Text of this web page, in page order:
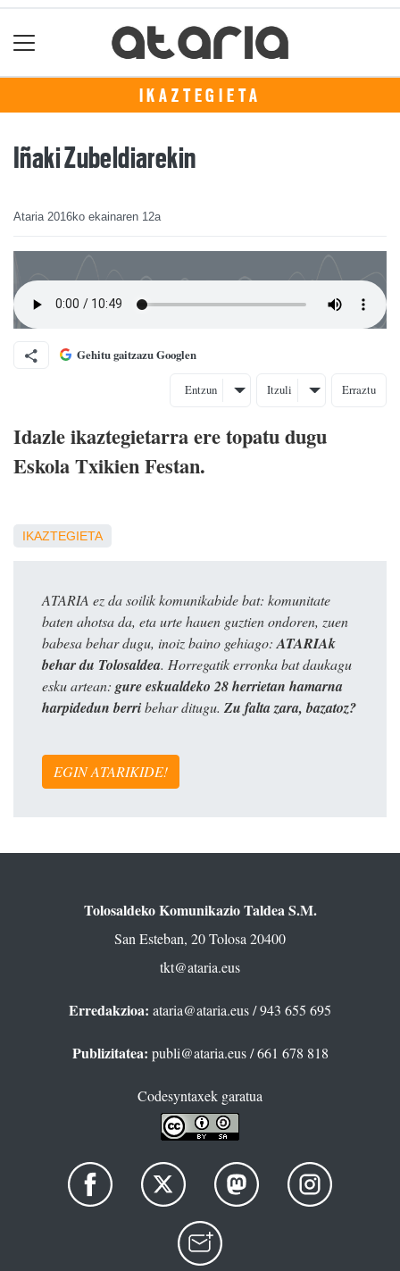
IKAZTEGIETA
Iñaki Zubeldiarekin
Ataria 2016ko ekainaren 12a
Gehitu gaitzazu Googlen
Entzun Itzuli Erraztu
Idazle ikaztegietarra ere topatu dugu
Eskola Txikien Festan.
IKAZTEGIETA
ATARIA ez da soilik komunikabide bat: komunitate
baten ahotsa da, eta urte hauen guztien ondoren, zuen
babesa behar dugu, inoiz baino gehiago: ATARIAk
behar du Tolosaldea. Horregatik erronka bat daukagu
esku artean: gure eskualdeko 28 herrietan hamarna
harpidedun berribehar ditugu. Zu falta zara, bazatoz?
EGIN ATARIKIDE!
Tolosaldeko Komunikazio Taldea S.M.
San Esteban, 20 Tolosa 20400
tkt@ataria.eus
Erredakzioa: ataria@ataria.eus/ 943 655 695
Publizitatea: publi@ataria.eus/ 661 678 818
Codesyntaxek garatua